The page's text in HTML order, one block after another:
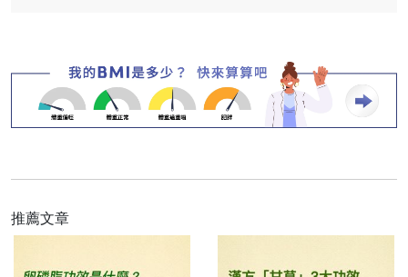
推薦文章